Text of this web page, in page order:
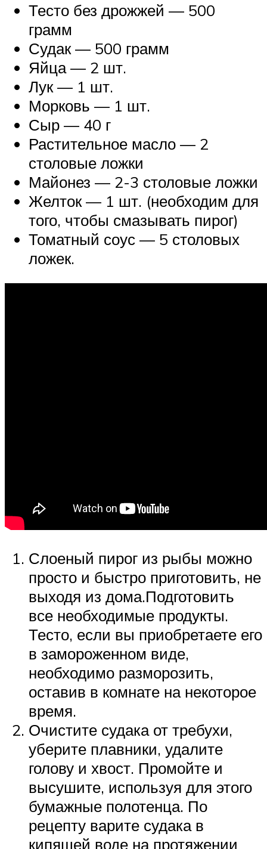
Тесто без дрожжей — 500
грамм
Судак — 500 грамм
Яйца — 2 шт.
Лук — 1 шт.
Морковь — 1 шт.
Сыр — 40 г
Растительное масло — 2
столовые ложки
Майонез — 2-3 столовые ложки
Желток — 1 шт. (необходим для
того, чтобы смазывать пирог)
Томатный соус — 5 столовых
ложек.
Слоеный пирог из рыбы можно
просто и быстро приготовить, не
выходя из дома.Подготовить
все необходимые продукты.
Тесто, если вы приобретаете его
в замороженном виде,
необходимо разморозить,
оставив в комнате на некоторое
время.
Очистите судака от требухи,
уберите плавники, удалите
голову и хвост. Промойте и
высушите, используя для этого
бумажные полотенца. По
рецепту варите судака в
кипящей воде на протяжении